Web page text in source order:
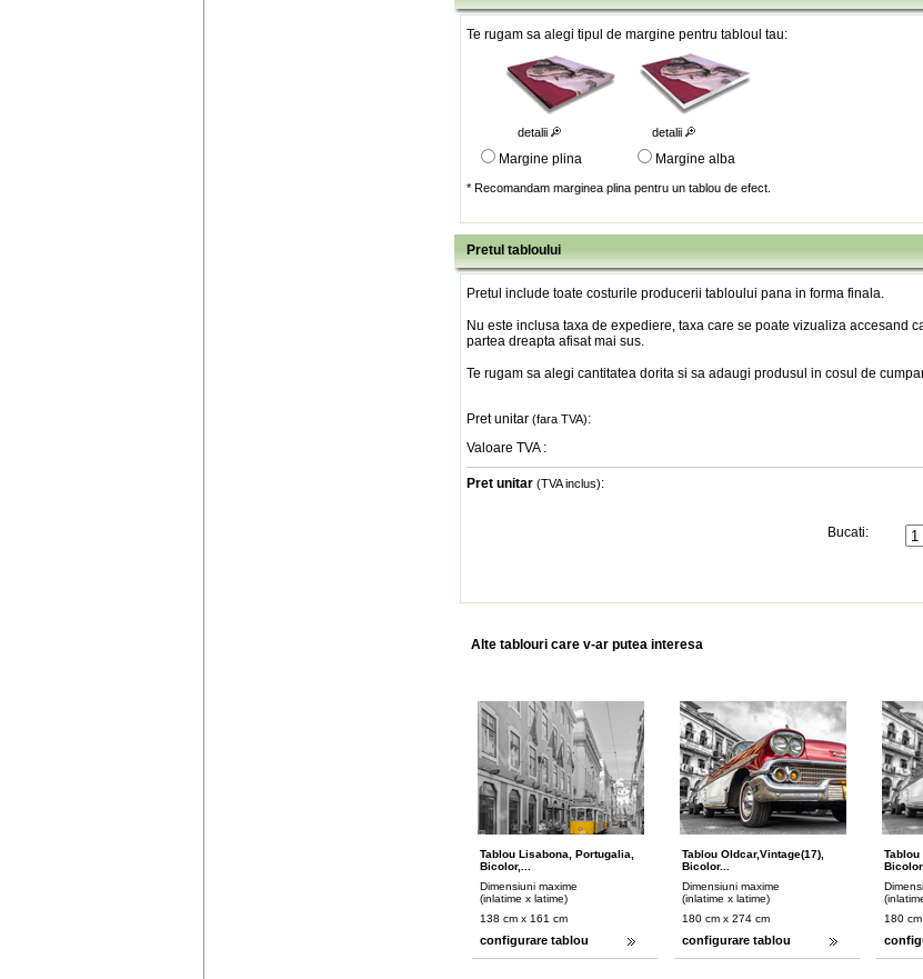
Te rugam sa alegi tipul de margine pentru tabloul tau:
detalii detalii
Margine plina Margine alba
* Recomandam marginea plina pentru un tablou de efect.
Pretul tabloului
Pretul include toate costurile producerii tabloului pana in forma finala.
Nu este inclusa taxa de expediere, taxa care se poate vizualiza accesand
partea dreapta afisat mai sus.
Te rugam sa alegi cantitatea dorita si sa adaugi produsul in cosul de
Pret unitar (fara TVA):
Valoare TVA :
Pret unitar (TVA inclus):
Bucati:
Alte tablouri care v-ar putea interesa
Tablou Lisabona, Portugalia,
Bicolor,...
Dimensiuni maxime
(inlatime x latime)
138 cm x 161 cm
configurare tablou
Tablou Oldcar,vintage(17),
Bicolor...
Dimensiuni maxime
(inlatime x latime)
180 cm x 274 cm
configurare tablou
Tablou
Bicolor
180